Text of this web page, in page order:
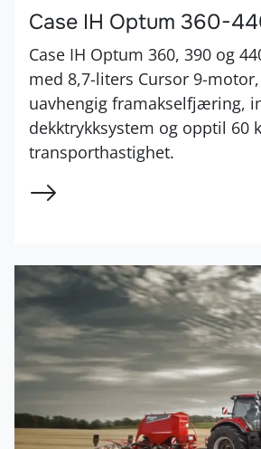
Case IH Optum 360-
Case IH Optum 360, 390 og
med 8,7-liters Cursor 9-
uavhengig framakselfjæring,
dekktrykksystem og opptil 60
transporthastighet.